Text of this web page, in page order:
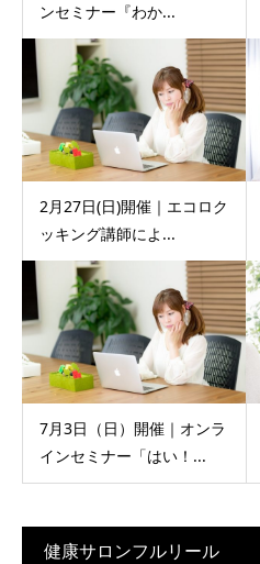
ンセミナー『わか...
2月27日(日)開催｜エコロク
ッキング講師によ...
7月3日（日）開催｜オンラ
インセミナー「はい！...
健康サロンフルリール